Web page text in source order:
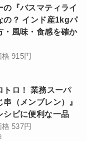
の『バスマティライ
の？ インド産1kgパ
・風味・食感を確か
格 915円
トロ！ 業務スーパ
（メンブレン）』
シピに便利な一品
格 537円